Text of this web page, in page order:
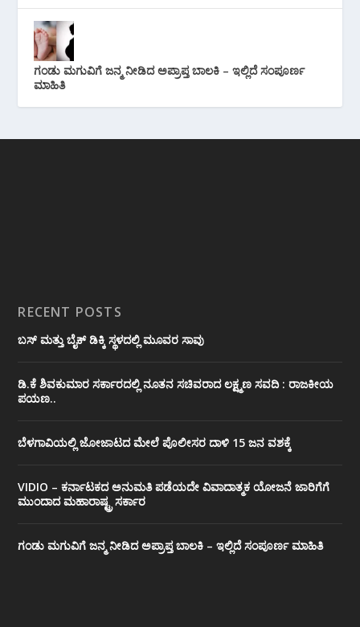
ಗಂಡು ಮಗುವಿಗೆ ಜನ್ಮ ನೀಡಿದ ಅಪ್ರಾಪ್ತ ಬಾಲಕಿ – ಇಲ್ಲಿದೆ ಸಂಪೂರ್ಣ
ಮಾಹಿತಿ
RECENT POSTS
ಬಸ್ ಮತ್ತು ಬೈಕ್ ಡಿಕ್ಕಿ ಸ್ಥಳದಲ್ಲಿ ಮೂವರ ಸಾವು
ಡಿ.ಕೆ ಶಿವಕುಮಾರ ಸರ್ಕಾರದಲ್ಲಿ ನೂತನ ಸಚಿವರಾದ ಲಕ್ಷ್ಮಣ ಸವದಿ : ರಾಜಕೀಯ
ಪಯಣ..
ಬೆಳಗಾವಿಯಲ್ಲಿ ಜೋಜಾಟದ ಮೇಲೆ ಪೊಲೀಸರ ದಾಳಿ 15 ಜನ ವಶಕ್ಕೆ
VIDIO – ಕರ್ನಾಟಕದ ಅನುಮತಿ ಪಡೆಯದೇ ವಿವಾದಾತ್ಮಕ ಯೋಜನೆ ಜಾರಿಗೆಗೆ
ಮುಂದಾದ ಮಹಾರಾಷ್ಟ್ರ ಸರ್ಕಾರ
ಗಂಡು ಮಗುವಿಗೆ ಜನ್ಮ ನೀಡಿದ ಅಪ್ರಾಪ್ತ ಬಾಲಕಿ – ಇಲ್ಲಿದೆ ಸಂಪೂರ್ಣ ಮಾಹಿತಿ